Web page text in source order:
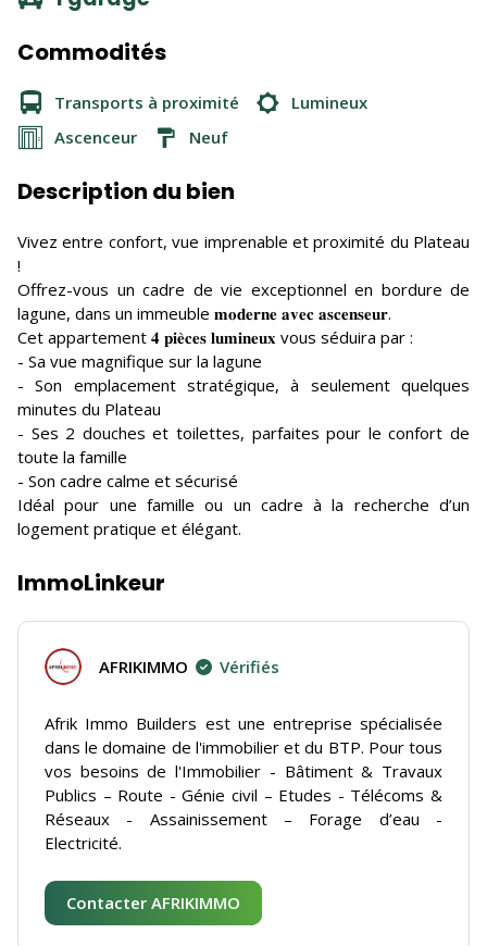
Commodités
Transports à proximité
Lumineux
Ascenceur
Neuf
Description du bien
Vivez entre confort, vue imprenable et proximité du Plateau
!
Offrez-vous un cadre de vie exceptionnel en bordure de
lagune, dans un immeuble 𝐦𝐨𝐝𝐞𝐫𝐧𝐞 𝐚𝐯𝐞𝐜 𝐚𝐬𝐜𝐞𝐧𝐬𝐞𝐮𝐫.
Cet appartement 𝟒 𝐩𝐢𝐞̀𝐜𝐞𝐬 𝐥𝐮𝐦𝐢𝐧𝐞𝐮𝐱 vous séduira par :
- Sa vue magnifique sur la lagune
- Son emplacement stratégique, à seulement quelques
minutes du Plateau
- Ses 2 douches et toilettes, parfaites pour le confort de
toute la famille
- Son cadre calme et sécurisé
Idéal pour une famille ou un cadre à la recherche d’un
logement pratique et élégant.
ImmoLinkeur
AFRIKIMMO Vérifiés
Afrik Immo Builders est une entreprise spécialisée
dans le domaine de l'immobilier et du BTP. Pour tous
vos besoins de l'Immobilier - Bâtiment & Travaux
Publics – Route - Génie civil – Etudes - Télécoms &
Réseaux - Assainissement – Forage d’eau -
Electricité.
Contacter AFRIKIMMO